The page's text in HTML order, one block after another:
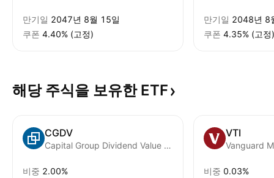
만기일 2047년 8월 15일
쿠폰 4.40% (고정)
만기일 2048년 8
쿠폰 4.35% (고정)
해당 주식을 보유한 ETF
CGDV
Capital Group Dividend Value ETF
비중 2.00%
VTI
비중 0.03%